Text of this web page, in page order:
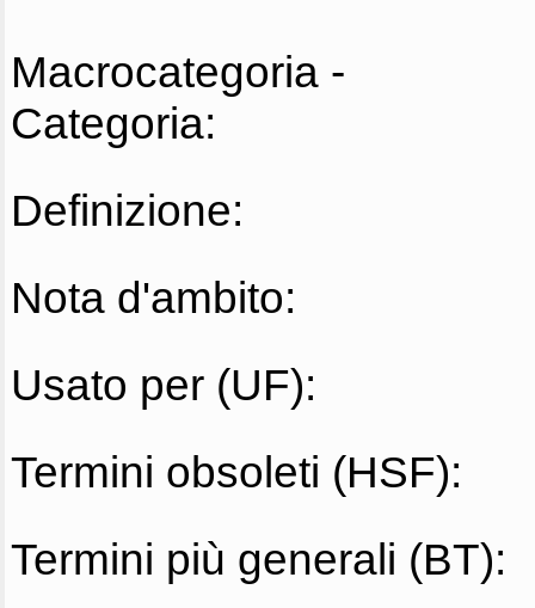
Macrocategoria -
Categoria:
Definizione:
Nota d'ambito:
Usato per (UF):
Termini obsoleti (HSF):
Termini più generali (BT):